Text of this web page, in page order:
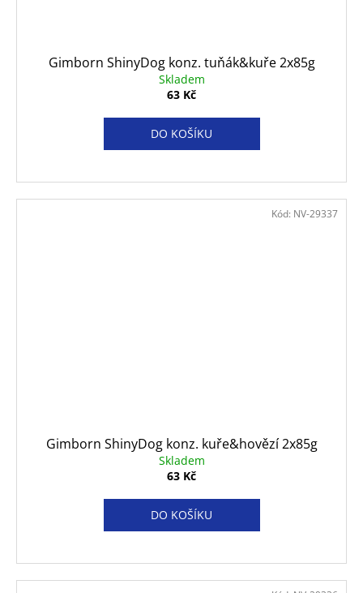
Gimborn ShinyDog konz. tuňák&kuře 2x85g
Skladem
63 Kč
DO KOŠÍKU
Gimborn ShinyDog konz. kuře&hovězí 2x85g
Skladem
63 Kč
DO KOŠÍKU
Kód: NV-29337